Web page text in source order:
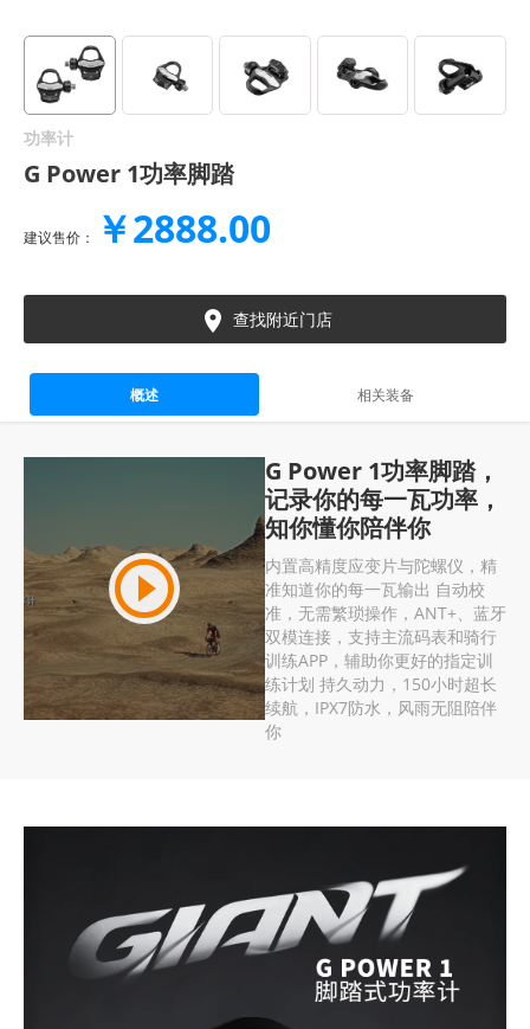
功率计
G Power 1功率脚踏
建议售价： ￥2888.00
 查找附近门店
概述 相关装备
G Power 1功率脚踏，
记录你的每一瓦功率，
知你懂你陪伴你
内置高精度应变片与陀螺仪，精
准知道你的每一瓦输出 自动校
准，无需繁琐操作，ANT+、蓝牙
双模连接，支持主流码表和骑行
训练APP，辅助你更好的指定训
练计划 持久动力，150小时超长
续航，IPX7防水，风雨无阻陪伴
你